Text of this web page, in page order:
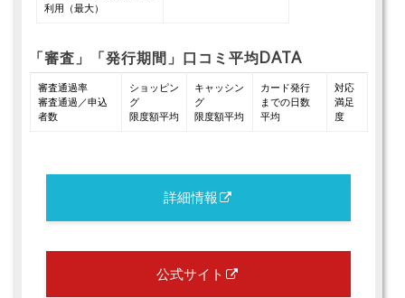
利用（最大）
「審査」「発行期間」口コミ平均DATA
審査通過率
審査通過／申込
者数
ショッピン
グ
限度額平均
キャッシン
グ
限度額平均
カード発行
までの日数
平均
対応
満足
度
詳細情報
公式サイト